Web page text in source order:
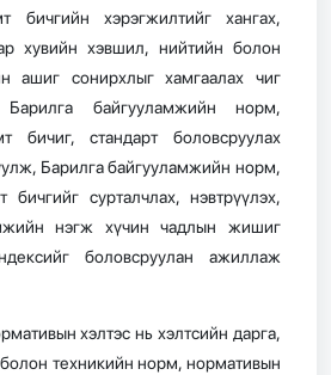
бичгийн хэрэгжилтийг хангах,
хувийн хэвшил, нийтийн болон
ашиг сонирхлыг хамгаалах чиг
байгууламжийн норм,
бичиг, стандарт боловсруулах
Барилга байгууламжийн норм,
сурталчлах, нэвтрүүлэх,
нэгж хүчин чадлын жишиг
боловсруулан ажиллаж
хэлтэс нь хэлтсийн дарга,
техникийн норм, нормативын